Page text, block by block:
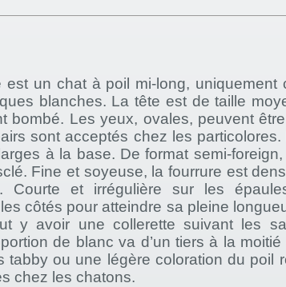
est un chat à poil mi-long, uniquement
blanches. La tête est de taille
bombé. Les yeux, ovales, peuvent
sont acceptés chez les
à la base. De format semi-
Fine et soyeuse, la fourrure est
Courte et irrégulière sur les
côtés pour atteindre sa pleine
y avoir une collerette suivant les
de blanc va d’un tiers à la
tabby ou une légère coloration du poil
chez les chatons.